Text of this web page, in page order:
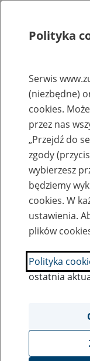
Rejestry, ewidencje i
Baza
Nazwa zakładu pracy:
SZUKAJ
Ukryj
Polityka
Serwis
(niezbędne)
cookies.
przez nas
„Przejdź do
zgody
wybierzesz
będziemy
cookies. W
ustawienia.
plików
Polityka
ostatnia